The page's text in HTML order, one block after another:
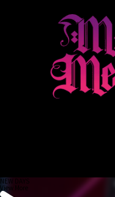
NEW DAYS
View More